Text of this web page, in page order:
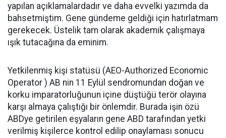
yapılan açıklamalardadır ve daha evvelki yazımda da
bahsetmiştim. Gene gündeme geldiği için hatırlatmam
gerekecek. Üstelik tam olarak akademik çalışmaya
ışık tutacağına da eminim.
Yetkilenmiş kişi statüsü (AEO-Authorized Economic
Operator ) AB nin 11 Eylül sendromundan doğan ve
korku imparatorluğunun içine düştüğü terör olayına
karşı almaya çalıştığı bir önlemdir. Burada işin özü
ABDye getirilen eşyaların gene ABD tarafından yetki
verilmiş kişilerce kontrol edilip onaylaması sonucu